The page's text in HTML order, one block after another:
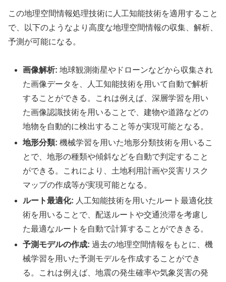
この地理空間情報処理技術に人工知能技術を適用すること
で、以下のようなより高度な地理空間情報の収集、解析、
予測が可能になる。
画像解析: 地球観測衛星やドローンなどから収集され
た画像データを、人工知能技術を用いて自動で解析
することができる。これは例えば、深層学習を用い
た画像認識技術を用いることで、建物や道路などの
地物を自動的に検出すること等が実現可能となる。
地形分類: 機械学習を用いた地形分類技術を用いるこ
とで、地形の種類や傾斜などを自動で判定すること
ができる。これにより、土地利用計画や災害リスク
マップの作成等が実現可能となる。
ルート最適化: 人工知能技術を用いたルート最適化技
術を用いることで、配送ルートや交通渋滞を考慮し
た最適なルートを自動で計算することができきる。
予測モデルの作成: 過去の地理空間情報をもとに、機
械学習を用いた予測モデルを作成することができ
る。これは例えば、地震の発生確率や気象災害の発